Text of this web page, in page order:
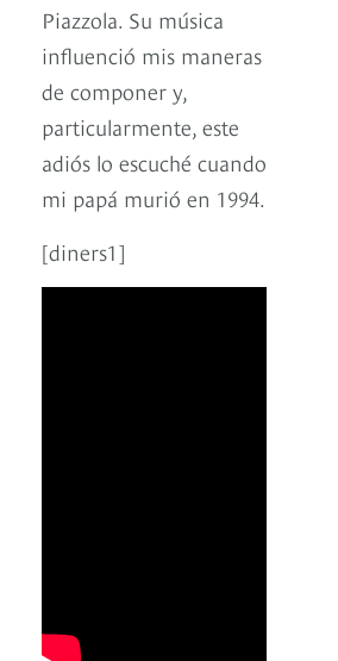
Piazzola. Su música
influenció mis maneras
de componer y,
particularmente, este
adiós lo escuché cuando
mi papá murió en 1994.
[diners1]